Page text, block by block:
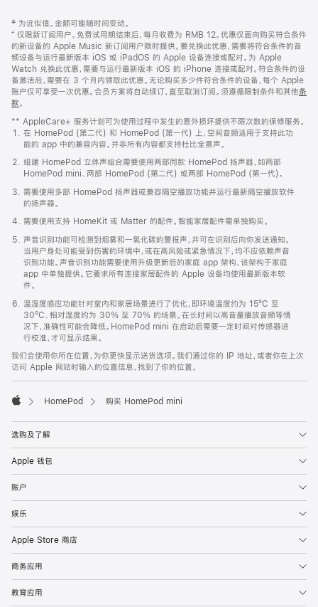
页
页
脚
注
‡ 为近似值。金额可能随时间变动。
⁺ 仅限新订阅用户。免费试用期结束后，每月收费为 RMB 12。优惠仅面向购买符合条件
的新设备的 Apple Music 新订阅用户限时提供。要兑换此优惠，需要将符合条件的音
频设备与运行最新版本 iOS 或 iPadOS 的 Apple 设备连接或配对。为 Apple
Watch 兑换此优惠，需要与运行最新版本 iOS 的 iPhone 连接或配对。符合条件的设
备激活后，需要在 3 个月内领取此优惠。无论购买多少件符合条件的设备，每个 Apple
账户仅可享受一次优惠。会员方案将自动续订，直至取消订阅。须遵循限制条件和其他条
款。
窗
口
中
打
开)
** AppleCare+ 服务计划可为使用过程中发生的意外损坏提供不限次数的保修服务。
在 HomePod (第二代) 和 HomePod (第一代) 上，空间音频适用于支持此功
能的 app 中的兼容内容。并非所有内容都支持杜比全景声。
组建 HomePod 立体声组合需要使用两部同款 HomePod 扬声器，如两部
HomePod mini、两部 HomePod (第二代) 或两部 HomePod (第一代)。
需要使用多部 HomePod 扬声器或兼容隔空播放功能并运行最新隔空播放软件
的扬声器。
需要使用支持 HomeKit 或 Matter 的配件。智能家居配件需单独购买。
声音识别功能可检测到烟雾和一氧化碳的警报声，并可在识别后向你发送通知。
当用户身处可能受到伤害的环境中，或在高风险或紧急情况下，均不应依赖声音
识别功能。声音识别功能需要使用升级更新后的家庭 app 架构，该架构于家庭
app 中单独提供。它要求所有连接家居配件的 Apple 设备均使用最新版本软
件。
温湿度感应功能针对室内和家居场景进行了优化，即环境温度约为 15ºC 至
30ºC、相对湿度约为 30% 至 70% 的场景。在长时间以高音量播放音频等情
况下，准确性可能会降低。HomePod mini 在启动后需要一定时间对传感器进
行校准，才可显示结果。
我们会使用你所在位置，为你更快显示送货选项。我们通过你的 IP 地址，或者你在上次
访问 Apple 网站时输入的位置信息，找到了你的位置。
HomePod 购买 HomePod mini
选购及了解
Apple 钱包
账户
娱乐
Apple Store 商店
商务应用
教育应用